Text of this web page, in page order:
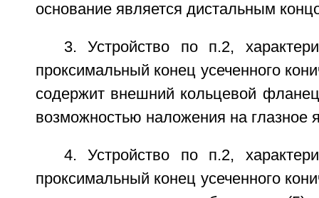
основание является дистальным
3. Устройство по п.2,
проксимальный конец усеченного
содержит внешний кольцевой
возможностью наложения на глазное
4. Устройство по п.2,
проксимальный конец усеченного